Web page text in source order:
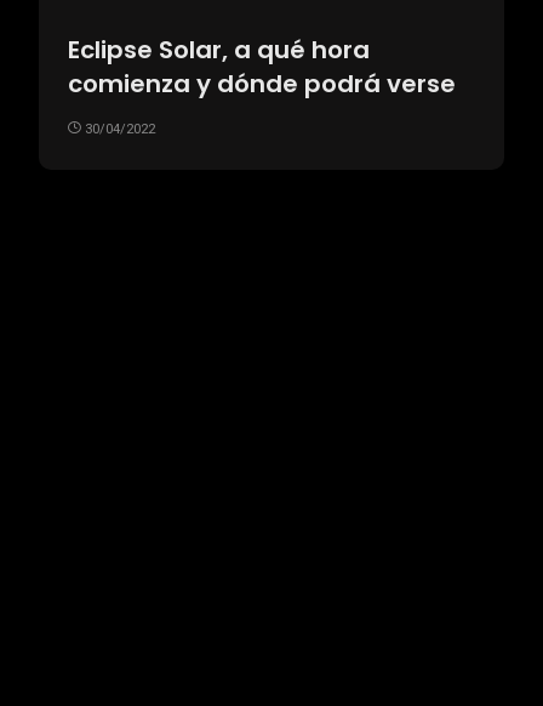
Eclipse Solar, a qué hora
comienza y dónde podrá verse
30/04/2022